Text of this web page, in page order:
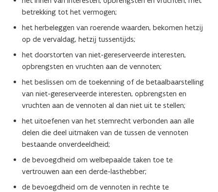
betrekking tot het vermogen;
het herbeleggen van roerende waarden, bekomen hetzij
op de vervaldag, hetzij tussentijds;
het doorstorten van niet-gereserveerde interesten,
opbrengsten en vruchten aan de vennoten;
het beslissen om de toekenning of de betaalbaarstelling
van niet-gereserveerde interesten, opbrengsten en
vruchten aan de vennoten al dan niet uit te stellen;
het uitoefenen van het stemrecht verbonden aan alle
delen die deel uitmaken van de tussen de vennoten
bestaande onverdeeldheid;
de bevoegdheid om welbepaalde taken toe te
vertrouwen aan een derde-lasthebber;
de bevoegdheid om de vennoten in rechte te